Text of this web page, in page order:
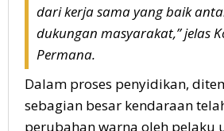
dari kerja sama yang baik
dukungan masyarakat,” jelas
Permana.
Dalam proses penyidikan,
sebagian besar kendaraan
perubahan warna oleh pelaku